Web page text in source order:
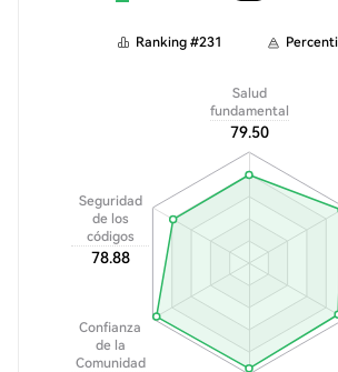
Ranking #231 Percentil
Salud
fundamental
79.50
Seguridad
de los
códigos
78.88
Confianza
de la
Comunidad